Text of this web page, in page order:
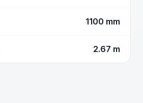
1100 mm
2.67 m